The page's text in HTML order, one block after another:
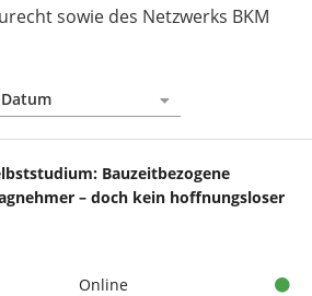
sowie des Netzwerks BKM
Bauzeitbezogene
– doch kein hoffnungsloser
Online